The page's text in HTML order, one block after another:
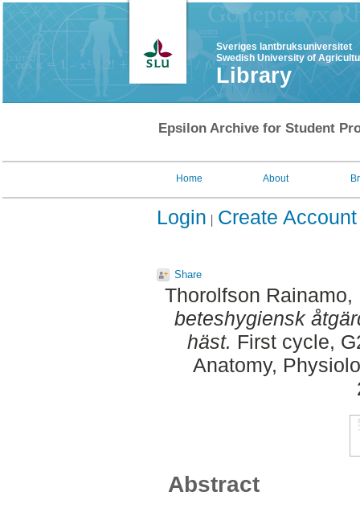
Sveriges lantbruksuniversitet
Swedish University of
Library
Epsilon Archive for Student
Home About
Login Create Account
Share
Thorolfson Rainamo,
beteshygiensk
häst. First cycle,
Anatomy,
Abstract